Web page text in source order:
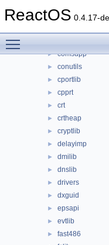
ReactOS 0.4.17-
► apisets
► comsupp
► conutils
► cportlib
► cpprt
► crt
► crtheap
► cryptlib
► delayimp
► dmilib
► dnslib
► drivers
► dxguid
► epsapi
► evtlib
► fast486